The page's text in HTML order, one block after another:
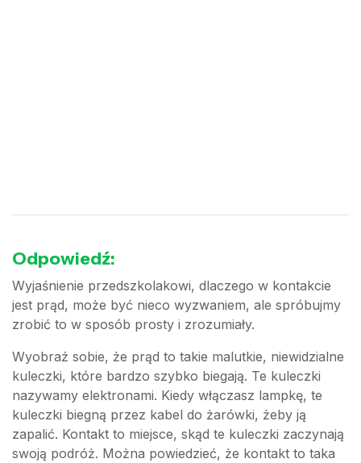
Odpowiedź:
Wyjaśnienie przedszkolakowi, dlaczego w kontakcie
jest prąd, może być nieco wyzwaniem, ale spróbujmy
zrobić to w sposób prosty i zrozumiały.
Wyobraź sobie, że prąd to takie malutkie, niewidzialne
kuleczki, które bardzo szybko biegają. Te kuleczki
nazywamy elektronami. Kiedy włączasz lampkę, te
kuleczki biegną przez kabel do żarówki, żeby ją
zapalić. Kontakt to miejsce, skąd te kuleczki zaczynają
swoją podróż. Można powiedzieć, że kontakt to taka